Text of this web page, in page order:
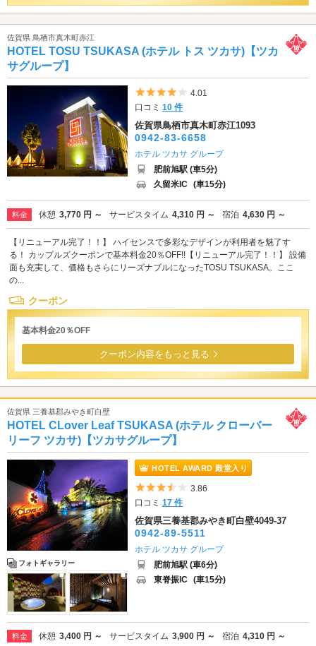
佐賀県 鳥栖市真木町赤江
HOTEL TOSU TSUKASA (ホテル トス ツカサ)【ツカ
サグループ】
5つ星のうち4
4.01
口コミ10 件
佐賀県鳥栖市真木町赤江1093
0942-83-6658
ホテル ツカサ グループ
肥前旭駅 (車5分)
久留米IC (車15分)
料金 休憩 3,770 円 ～ サービスタイム 4,310 円 ～ 宿泊 4,630 円 ～
【リニューアル完了！！】 ハイセンスで多彩なデザインが利用者を魅了す
る！ カップルズクーポンで基本料金20％OFF!!【リニューアル完了！！】 設備
面も充実して、価格もさらにリーズナブルになったTOSU TSUKASA。ここ
の...
クーポン
基本料金20％OFF
クーポン内容をもっと見る
佐賀県 三養基郡みやき町白壁
HOTEL CLover Leaf TSUKASA (ホテル クローバー
リーフ ツカサ)【ツカサグループ】
フォトギャラリー
HOTEL AWARD 殿堂入り
5つ星のうち3.5
3.86
口コミ17 件
佐賀県三養基郡みやき町白壁4049-37
0942-89-5511
ホテル ツカサ グループ
肥前旭駅 (車6分)
東脊振IC (車15分)
料金 休憩 3,400 円 ～ サービスタイム 3,900 円 ～ 宿泊 4,310 円 ～